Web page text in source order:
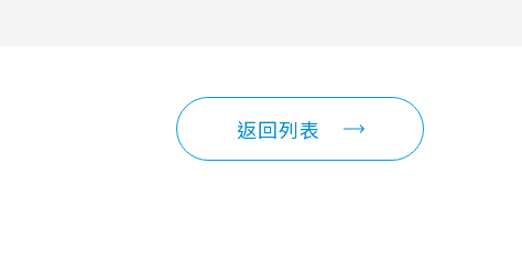
返回列表